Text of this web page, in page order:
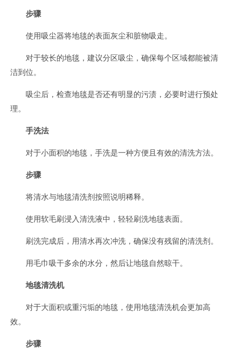
步骤
使用吸尘器将地毯的表面灰尘和脏物吸走。
对于较长的地毯，建议分区吸尘，确保每个区域都能被清
洁到位。
吸尘后，检查地毯是否还有明显的污渍，必要时进行预处
理。
手洗法
对于小面积的地毯，手洗是一种方便且有效的清洗方法。
步骤
将清水与地毯清洗剂按照说明稀释。
使用软毛刷浸入清洗液中，轻轻刷洗地毯表面。
刷洗完成后，用清水再次冲洗，确保没有残留的清洗剂。
用毛巾吸干多余的水分，然后让地毯自然晾干。
地毯清洗机
对于大面积或重污垢的地毯，使用地毯清洗机会更加高
效。
步骤